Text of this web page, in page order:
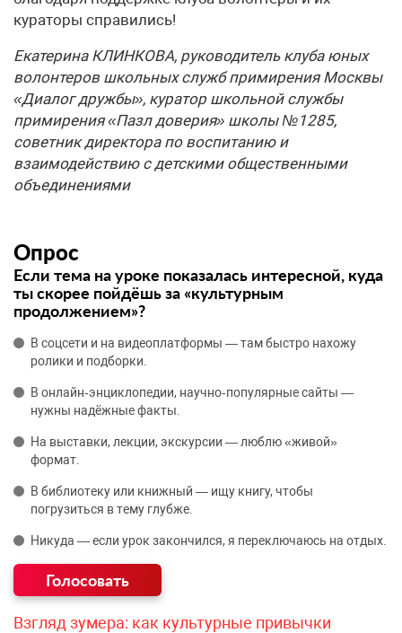
кураторы справились!
Екатерина КЛИНКОВА, руководитель клуба юных
волонтеров школьных служб примирения Москвы
«Диалог дружбы», куратор школьной службы
примирения «Пазл доверия» школы №1285,
советник директора по воспитанию и
взаимодействию с детскими общественными
объединениями
Опрос
Если тема на уроке показалась интересной, куда
ты скорее пойдёшь за «культурным
продолжением»?
В соцсети и на видеоплатформы — там быстро нахожу
ролики и подборки.
В онлайн‑энциклопедии, научно‑популярные сайты —
нужны надёжные факты.
На выставки, лекции, экскурсии — люблю «живой»
формат.
В библиотеку или книжный — ищу книгу, чтобы
погрузиться в тему глубже.
Никуда — если урок закончился, я переключаюсь на отдых.
Взгляд зумера: как культурные привычки